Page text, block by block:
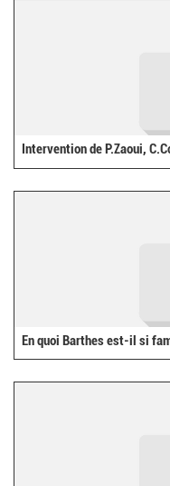
Intervention de P.Zaoui,
En quoi Barthes est-il si